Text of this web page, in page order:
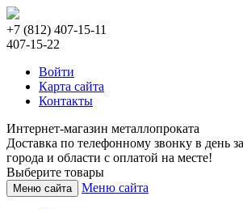
+7 (812) 407-15-11
407-15-22
Войти
Карта сайта
Контакты
Интернет-магазин металлопроката
Доставка по телефонному звонку в день
города и области с оплатой на месте!
Выберите товары
Меню сайта Меню сайта